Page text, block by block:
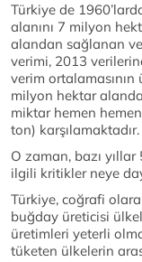
Türkiye de
alanını 7 milyon
alandan sağlanan
verimi, 2013
verim ortalamasının
milyon hektar
miktar hemen
ton) karşılamaktadır.
O zaman, bazı
ilgili kritikler neye
Türkiye, coğrafi
buğday üreticisi
üretimleri yeterli
tüketen ülkelerin